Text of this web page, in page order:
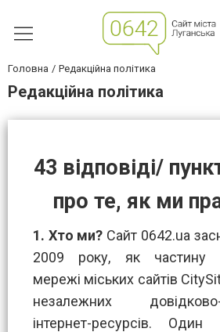
Головна Редакційна політика
Редакційна політика
43 відповіді/
про те, як ми
1. Хто ми? Сайт 0642.ua
2009 року, як частину
мережі міських сайтів
незалежних довідково-
інтернет-ресурсів. Один